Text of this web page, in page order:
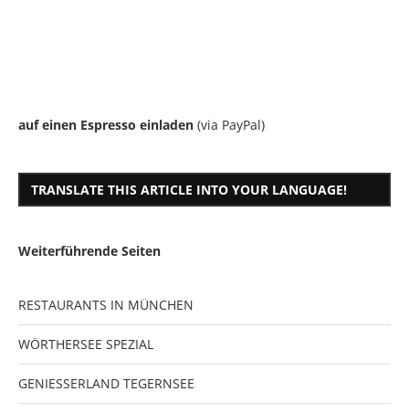
auf einen Espresso einladen (via PayPal)
TRANSLATE THIS ARTICLE INTO YOUR LANGUAGE!
Weiterführende Seiten
RESTAURANTS IN MÜNCHEN
WÖRTHERSEE SPEZIAL
GENIESSERLAND TEGERNSEE